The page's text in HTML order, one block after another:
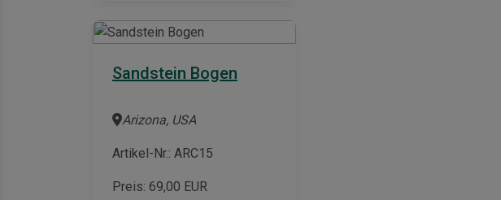
Sandstein Bogen
Arizona, USA
Artikel-Nr.: ARC15
Preis: 69,00 EUR